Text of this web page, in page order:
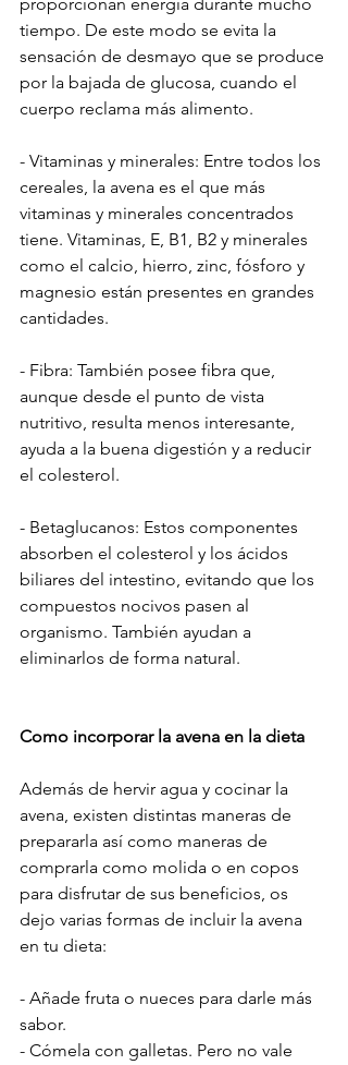
proporcionan energía durante mucho
tiempo. De este modo se evita la
sensación de desmayo que se produce
por la bajada de glucosa, cuando el
cuerpo reclama más alimento.
- Vitaminas y minerales: Entre todos los
cereales, la avena es el que más
vitaminas y minerales concentrados
tiene. Vitaminas, E, B1, B2 y minerales
como el calcio, hierro, zinc, fósforo y
magnesio están presentes en grandes
cantidades.
- Fibra: También posee fibra que,
aunque desde el punto de vista
nutritivo, resulta menos interesante,
ayuda a la buena digestión y a reducir
el colesterol.
- Betaglucanos: Estos componentes
absorben el colesterol y los ácidos
biliares del intestino, evitando que los
compuestos nocivos pasen al
organismo. También ayudan a
eliminarlos de forma natural.
Como incorporar la avena en la dieta
Además de hervir agua y cocinar la
avena, existen distintas maneras de
prepararla así como maneras de
comprarla como molida o en copos
para disfrutar de sus beneficios, os
dejo varias formas de incluir la avena
en tu dieta:
- Añade fruta o nueces para darle más
sabor.
- Cómela con galletas. Pero no vale